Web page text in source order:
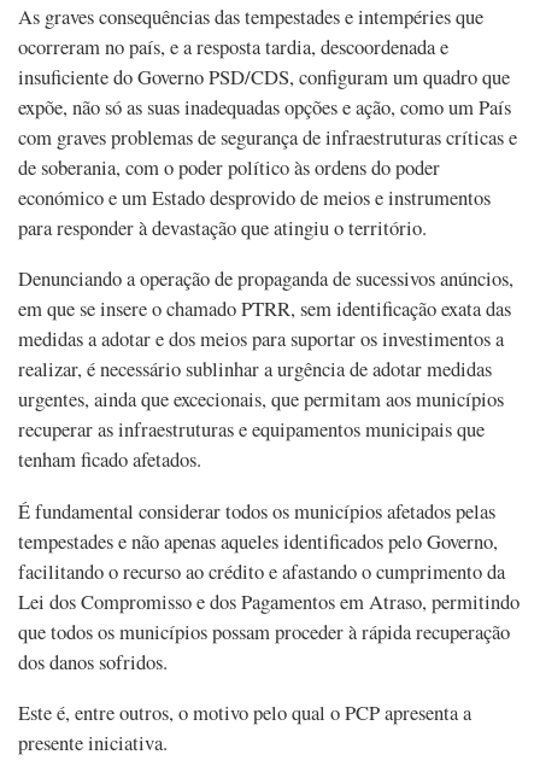
As graves consequências das tempestades e intempéries que
ocorreram no país, e a resposta tardia, descoordenada e
insuficiente do Governo PSD/CDS, configuram um quadro que
expõe, não só as suas inadequadas opções e ação, como um País
com graves problemas de segurança de infraestruturas críticas e
de soberania, com o poder político às ordens do poder
económico e um Estado desprovido de meios e instrumentos
para responder à devastação que atingiu o território.
Denunciando a operação de propaganda de sucessivos anúncios,
em que se insere o chamado PTRR, sem identificação exata das
medidas a adotar e dos meios para suportar os investimentos a
realizar, é necessário sublinhar a urgência de adotar medidas
urgentes, ainda que excecionais, que permitam aos municípios
recuperar as infraestruturas e equipamentos municipais que
tenham ficado afetados.
É fundamental considerar todos os municípios afetados pelas
tempestades e não apenas aqueles identificados pelo Governo,
facilitando o recurso ao crédito e afastando o cumprimento da
Lei dos Compromisso e dos Pagamentos em Atraso, permitindo
que todos os municípios possam proceder à rápida recuperação
dos danos sofridos.
Este é, entre outros, o motivo pelo qual o PCP apresenta a
presente iniciativa.